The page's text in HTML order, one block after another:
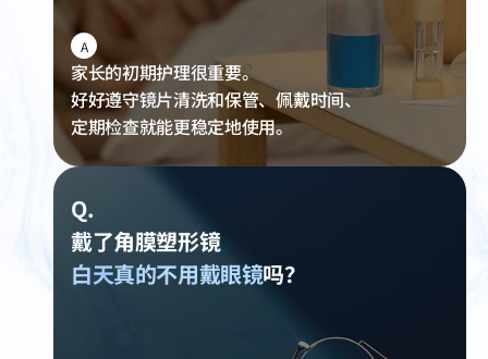
A
家长的初期护理很重要。
好好遵守镜片清洗和保管、佩戴时间、
定期检查就能更稳定地使用。
Q.
戴了角膜塑形镜
白天真的不用戴眼镜吗？